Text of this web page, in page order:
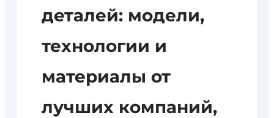
деталей: модели,
технологии и
материалы от
лучших компаний,